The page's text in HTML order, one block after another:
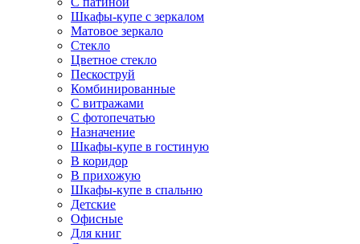
Шкафы-купе с зеркалом
Матовое зеркало
Стекло
Цветное стекло
Пескоструй
Комбинированные
С витражами
С фотопечатью
Назначение
Шкафы-купе в гостиную
В коридор
В прихожую
Шкафы-купе в спальню
Детские
Офисные
Для книг